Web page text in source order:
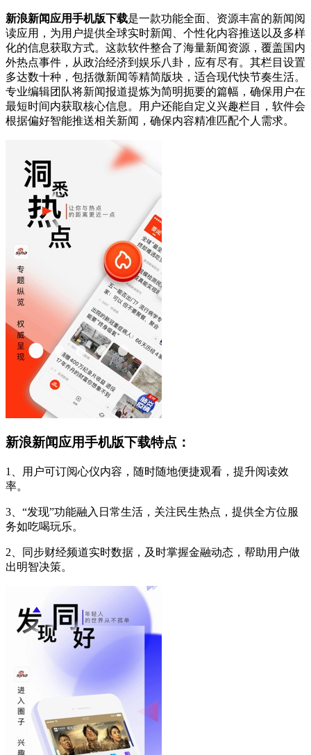
新浪新闻应用手机版下载是一款功能全面、资源丰富的新闻阅
读应用，为用户提供全球实时新闻、个性化内容推送以及多样
化的信息获取方式。这款软件整合了海量新闻资源，覆盖国内
外热点事件，从政治经济到娱乐八卦，应有尽有。其栏目设置
多达数十种，包括微新闻等精简版块，适合现代快节奏生活。
专业编辑团队将新闻报道提炼为简明扼要的篇幅，确保用户在
最短时间内获取核心信息。用户还能自定义兴趣栏目，软件会
根据偏好智能推送相关新闻，确保内容精准匹配个人需求。
新浪新闻应用手机版下载特点：
1、用户可订阅心仪内容，随时随地便捷观看，提升阅读效
率。
3、“发现”功能融入日常生活，关注民生热点，提供全方位服
务如吃喝玩乐。
2、同步财经频道实时数据，及时掌握金融动态，帮助用户做
出明智决策。